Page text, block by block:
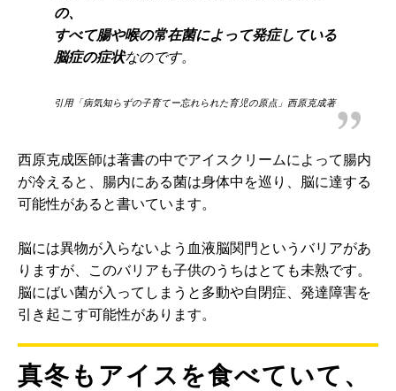
の、
すべて腸や喉の常在菌によって発症している
脳症の症状なのです。
引用「病気知らずの子育てー忘れられた育児の原点」西原克成著
西原克成医師は著書の中でアイスクリームによって腸内
が冷えると、腸内にある菌は身体中を巡り、脳に達する
可能性があると書いています。
脳には異物が入らないよう血液脳関門というバリアがあ
りますが、このバリアも子供のうちはとても未熟です。
脳にばい菌が入ってしまうと多動や自閉症、発達障害を
引き起こす可能性があります。
真冬もアイスを食べていて、